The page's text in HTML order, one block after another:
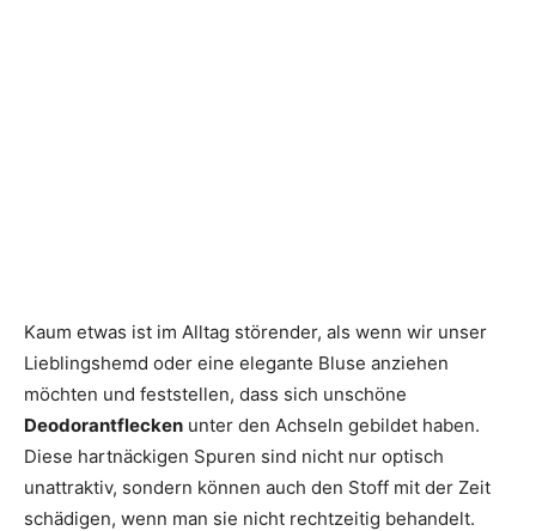
Kaum etwas ist im Alltag störender, als wenn wir unser
Lieblingshemd oder eine elegante Bluse anziehen
möchten und feststellen, dass sich unschöne
Deodorantflecken unter den Achseln gebildet haben.
Diese hartnäckigen Spuren sind nicht nur optisch
unattraktiv, sondern können auch den Stoff mit der Zeit
schädigen, wenn man sie nicht rechtzeitig behandelt.